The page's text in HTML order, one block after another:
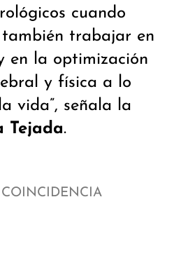
cuando
también trabajar en
en la optimización
y física a lo
vida”, señala la
Tejada.